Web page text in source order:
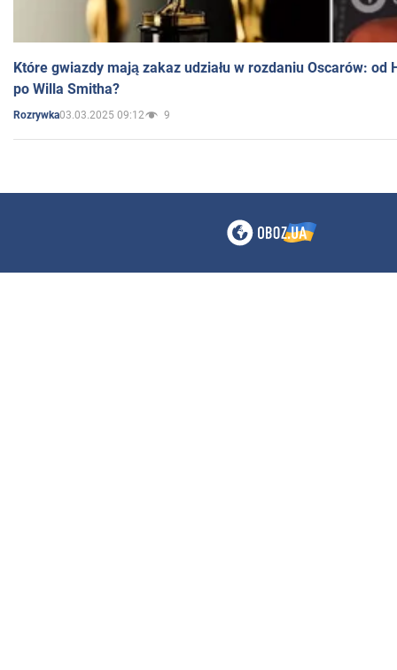
Które gwiazdy mają zakaz udziału w rozdaniu Oscarów: od
po Willa Smitha?
Rozrywka03.03.2025 09:12 9